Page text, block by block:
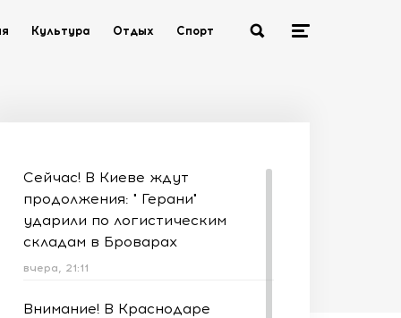
Культура Отдых Спорт
Сейчас! В Киеве ждут
продолжения: " Герани"
ударили по логистическим
складам в Броварах
вчера, 21:11
Внимание! В Краснодаре